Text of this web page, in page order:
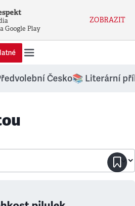
Google Play
ZOBRAZIT
Česko📚 Literární